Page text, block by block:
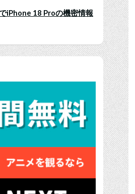
iPhone 18 Proの機密情報